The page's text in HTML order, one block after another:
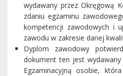
wydawany przez Okręgową
zdaniu egzaminu
kompetencji zawodowych i
zawodu w zakresie danej
Dyplom zawodowy
dokument ten jest
Egzaminacyjną osobie,